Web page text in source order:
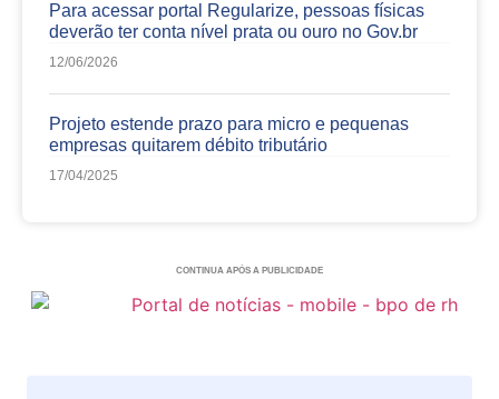
Para acessar portal Regularize, pessoas físicas
deverão ter conta nível prata ou ouro no Gov.br
12/06/2026
Projeto estende prazo para micro e pequenas
empresas quitarem débito tributário
17/04/2025
CONTINUA APÓS A PUBLICIDADE